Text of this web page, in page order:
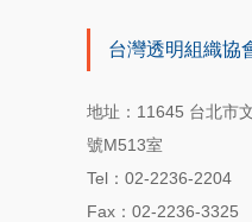
台灣透明組織協
地址：11645 台北市
號M513室
Tel：02-2236-2204
Fax：02-2236-3325